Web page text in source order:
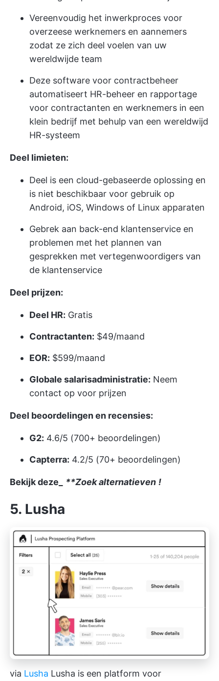
Vereenvoudig het inwerkproces voor
overzeese werknemers en aannemers
zodat ze zich deel voelen van uw
wereldwijde team
Deze software voor contractbeheer
automatiseert HR-beheer en rapportage
voor contractanten en werknemers in een
klein bedrijf met behulp van een wereldwijd
HR-systeem
Deel limieten:
Deel is een cloud-gebaseerde oplossing en
is niet beschikbaar voor gebruik op
Android, iOS, Windows of Linux apparaten
Gebrek aan back-end klantenservice en
problemen met het plannen van
gesprekken met vertegenwoordigers van
de klantenservice
Deel prijzen:
Deel HR: Gratis
Contractanten: $49/maand
EOR: $599/maand
Globale salarisadministratie: Neem
contact op voor prijzen
Deel beoordelingen en recensies:
G2: 4.6/5 (700+ beoordelingen)
Capterra: 4.2/5 (70+ beoordelingen)
Bekijk deze_ **Zoek alternatieven !
5. Lusha
via Lusha Lusha is een platform voor